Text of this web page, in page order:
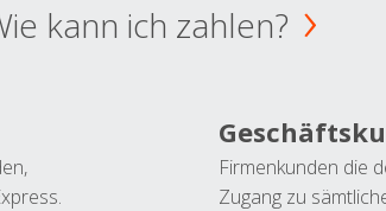
kann ich zahlen?
Firmenkunden die
Zugang zu